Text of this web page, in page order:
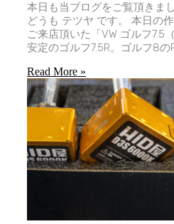
本日も当ブログをご覧頂きま
どうも テツヤ です。 本日の
ご来店頂いた「VW ゴルフ7.5
安定のゴルフ7.5R。ゴルフ8の
Read More »